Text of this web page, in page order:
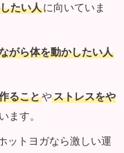
たい人に向いていま
がら体を動かしたい人
ることやストレスをや
ます。
ットヨガなら激しい運